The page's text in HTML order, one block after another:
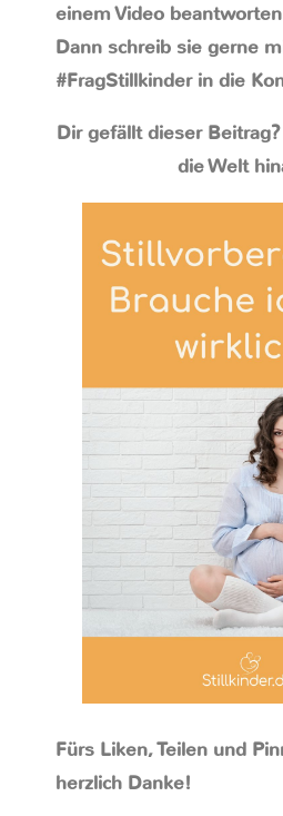
einem Video
Dann schreib sie gerne
#FragStillkinder in die
Dir gefällt dieser
die Welt
Fürs Liken, Teilen und
herzlich Danke!